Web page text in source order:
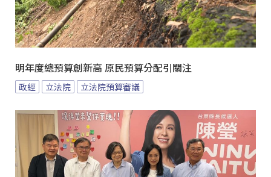
明年度總預算創新高 原民預算分配引關注
政經 立法院 立法院預算審議